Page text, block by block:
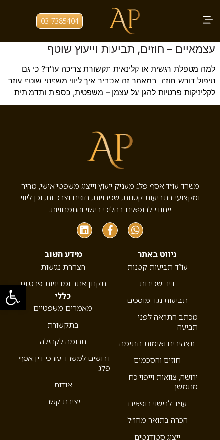
פתח
03-7385404 תגית: ליווי משפטי לקליניקות
ליווי משפטי לקליניקות פרטיות ומטפלים
עצמאיים – חוזים, תביעות וייעוץ שוטף
למה מטפלת רגשית או קלינאית תקשורת צריכה עו"ד? כי גם
טיפול דורש חוזה. במאמר זה אסביר איך ליווי משפטי שוטף עוזר
לקליניקות פרטיות להגן על עצמן – משפטית, כספית ותדמיתית
משרד עו״ד אסף פלג מעניק ייעוץ וייצוג משפטי אישי, מהיר
ומקצועי בתביעות קטנות, שכירויות, חוזים וצרכנות, וכן ליווי
ייחודי לרופאים בהליכי רישוי והתמחויות.
ניווט באתר
עו”ד תביעות קטנות
דיני שכירות
תביעות נגד מוסכים
מכתב התראה לפני
תביעה
תצהירים ואימות חתימה
חוזים והסכמים
ירושה, צוואות וייפוי כח
מתמשך
עו״ד לרישוי רופאים
הכרה בתואר מחו״ל
ייצוג סטודנטים
מידע חשוב
הצהרת נגישות
תקנון אתר ומדיניות פרטיות
כללי
מאמרים משפטיים
בתקשורת
תרומה לקהילה
דרושים למשרד עורכי דין אסף
פלג
אודות
יצירת קשר